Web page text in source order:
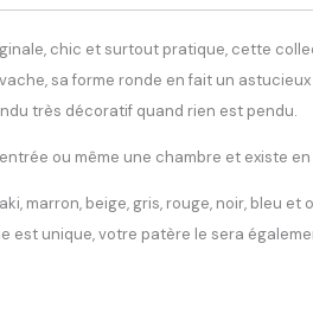
chic et surtout pratique, cette
sa forme ronde en fait un
très décoratif quand rien est pendu.
ou même une chambre et existe en
marron, beige, gris, rouge, noir, bleu
est unique, votre patère le sera